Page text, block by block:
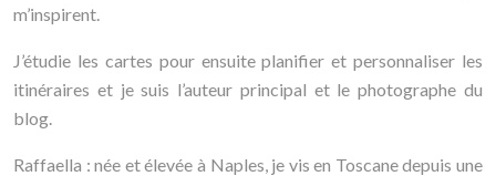
m’inspirent.
J’étudie les cartes pour ensuite planifier et personnaliser les
itinéraires et je suis l’auteur principal et le photographe du
blog.
Raffaella : née et élevée à Naples, je vis en Toscane depuis une